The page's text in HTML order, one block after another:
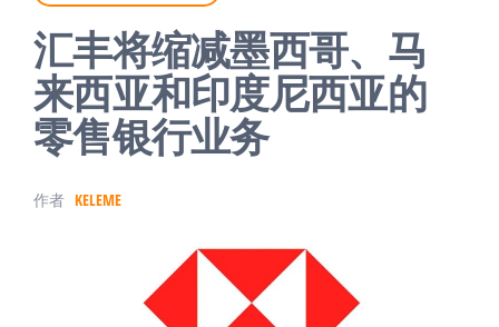
汇丰将缩减墨西哥、马
来西亚和印度尼西亚的
零售银行业务
作者 KELEME